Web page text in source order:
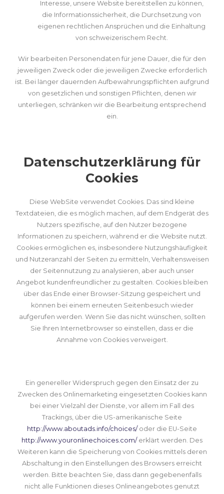
Interesse, unsere Website bereitstellen zu können,
die Informationssicherheit, die Durchsetzung von
eigenen rechtlichen Ansprüchen und die Einhaltung
von schweizerischem Recht.
Wir bearbeiten Personendaten für jene Dauer, die für den
jeweiligen Zweck oder die jeweiligen Zwecke erforderlich
ist. Bei länger dauernden Aufbewahrungspflichten aufgrund
von gesetzlichen und sonstigen Pflichten, denen wir
unterliegen, schränken wir die Bearbeitung entsprechend
ein.
Datenschutzerklärung für
Cookies
Diese WebSite verwendet Cookies. Das sind kleine
Textdateien, die es möglich machen, auf dem Endgerät des
Nutzers spezifische, auf den Nutzer bezogene
Informationen zu speichern, während er die Website nutzt.
Cookies ermöglichen es, insbesondere Nutzungshäufigkeit
und Nutzeranzahl der Seiten zu ermitteln, Verhaltensweisen
der Seitennutzung zu analysieren, aber auch unser
Angebot kundenfreundlicher zu gestalten. Cookies bleiben
über das Ende einer Browser-Sitzung gespeichert und
können bei einem erneuten Seitenbesuch wieder
aufgerufen werden. Wenn Sie das nicht wünschen, sollten
Sie Ihren Internetbrowser so einstellen, dass er die
Annahme von Cookies verweigert.
Ein genereller Widerspruch gegen den Einsatz der zu
Zwecken des Onlinemarketing eingesetzten Cookies kann
bei einer Vielzahl der Dienste, vor allem im Fall des
Trackings, über die US-amerikanische Seite
http://www.aboutads.info/choices/ oder die EU-Seite
http://www.youronlinechoices.com/ erklärt werden. Des
Weiteren kann die Speicherung von Cookies mittels deren
Abschaltung in den Einstellungen des Browsers erreicht
werden. Bitte beachten Sie, dass dann gegebenenfalls
nicht alle Funktionen dieses Onlineangebotes genutzt